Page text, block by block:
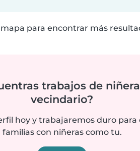
para encontrar más
trabajos de
vecindario?
hoy y trabajaremos duro para
familias con niñeras como tu.